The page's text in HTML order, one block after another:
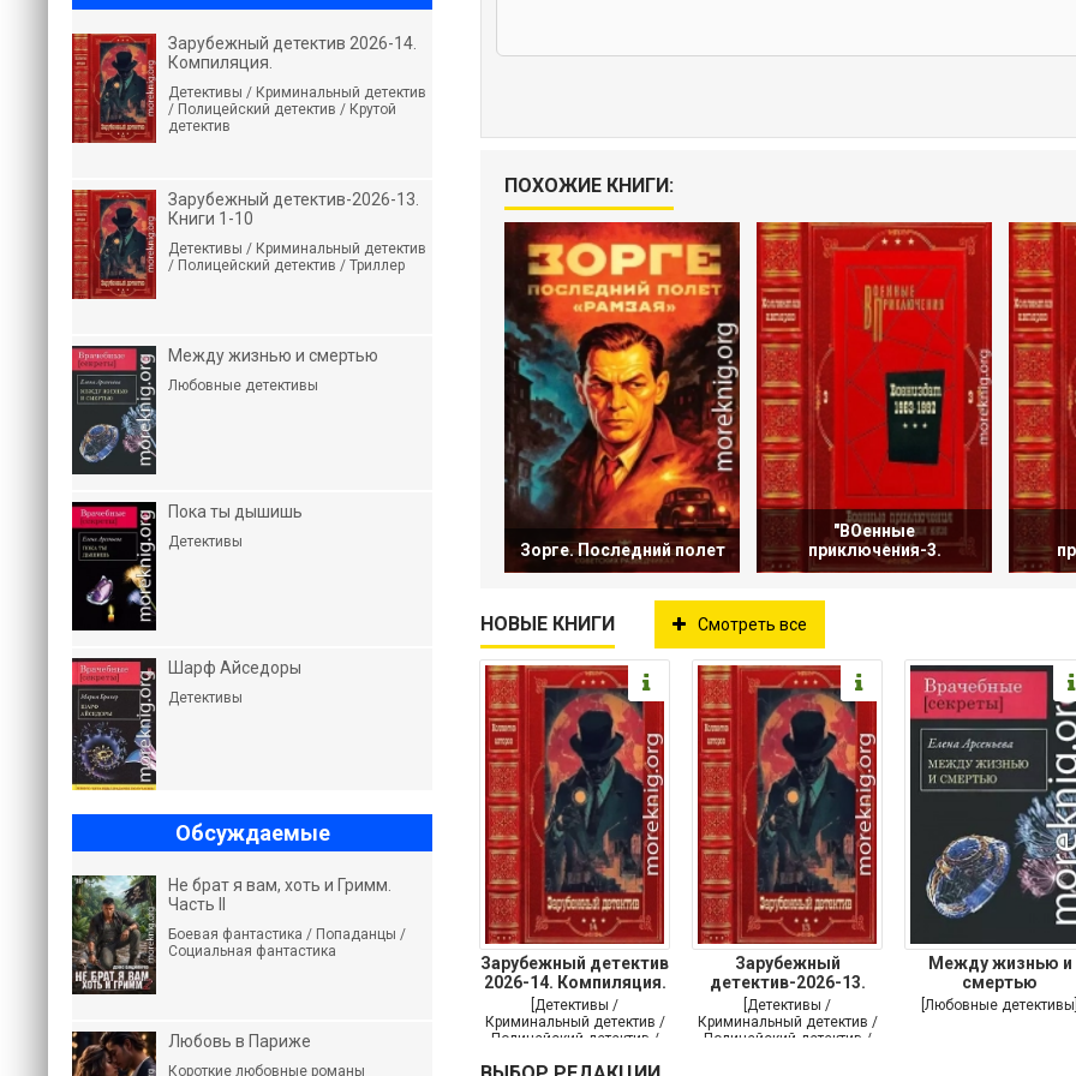
ПОХОЖИЕ КНИГИ:
Зорге. Последний полет
"ВОенные
приключения-3.
НОВЫЕ КНИГИ Смотреть все
Зарубежный детектив
2026-14. Компиляция.
Книги
[Детективы /
Криминальный детектив /
Полицейский детектив /
Зарубежный
детектив-2026-13.
Книги 1-10
[Детективы /
Криминальный детектив /
Полицейский детектив /
Между жизнью и
смертью
[Любовные
Зарубежный детектив 2026-14.
Компиляция.
Детективы / Криминальный детектив
/ Полицейский детектив / Крутой
детектив
Зарубежный детектив-2026-13.
Книги 1-10
Детективы / Криминальный детектив
/ Полицейский детектив / Триллер
Между жизнью и смертью
Любовные детективы
Пока ты дышишь
Детективы
Шарф Айседоры
Детективы
Обсуждаемые
Не брат я вам, хоть и Гримм.
Часть II
Боевая фантастика / Попаданцы /
Социальная фантастика
Любовь в Париже
Короткие любовные романы